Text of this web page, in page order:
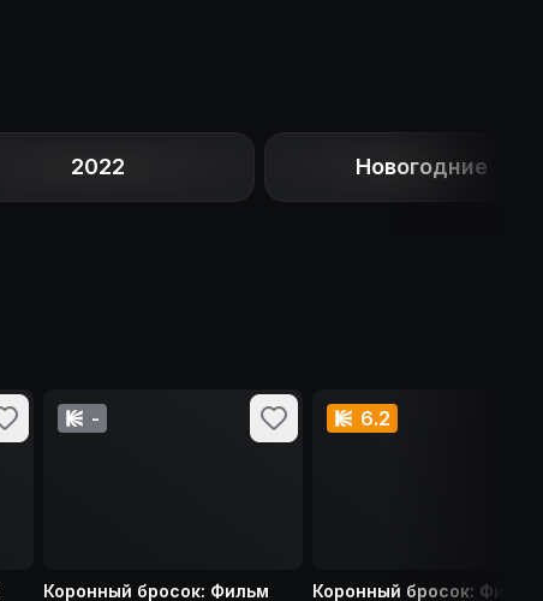
2022 Новогодние
-
Коронный бросок: Фильм
6.2
Коронный бросок: Фильм